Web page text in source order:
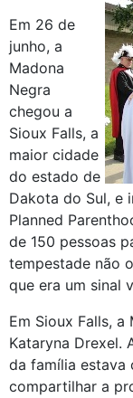
Em 26 de
junho, a
Madona
Negra
chegou a
Sioux Falls, a
maior cidade
do estado de
Dakota do Sul, e
Planned
de 150 pessoas
tempestade não
que era um sinal
Em Sioux Falls,
Kataryna Drexel.
da família estava
compartilhar a